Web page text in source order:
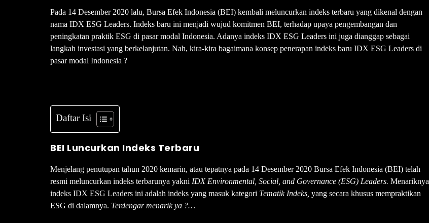
Pada 14 Desember 2020 lalu, Bursa Efek Indonesia (BEI) kembali meluncurkan indeks terbaru yang dikenal dengan
nama IDX ESG Leaders. Indeks baru ini menjadi wujud komitmen BEI, terhadap upaya pengembangan dan
peningkatan praktik ESG di pasar modal Indonesia. Adanya indeks IDX ESG Leaders ini juga dianggap sebagai
langkah investasi yang berkelanjutan. Nah, kira-kira bagaimana konsep penerapan indeks baru IDX ESG Leaders di
pasar modal Indonesia ?
Daftar Isi
BEI Luncurkan Indeks Terbaru
Menjelang penutupan tahun 2020 kemarin, atau tepatnya pada 14 Desember 2020 Bursa Efek Indonesia (BEI) telah
resmi meluncurkan indeks terbarunya yakni IDX Environmental, Social, and Governance (ESG) Leaders. Menariknya
indeks IDX ESG Leaders ini adalah indeks yang masuk kategori Tematik Indeks, yang secara khusus mempraktikan
ESG di dalamnya. Terdengar menarik ya ?…